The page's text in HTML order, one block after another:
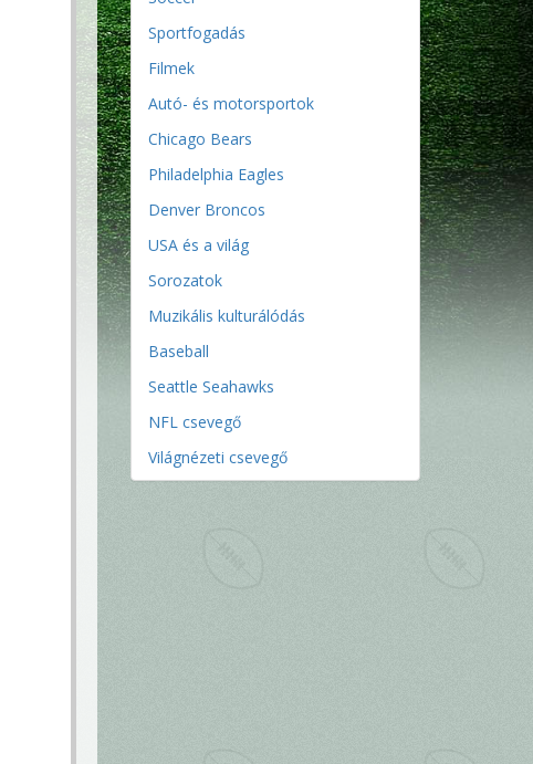
Sportfogadás
Filmek
Autó- és motorsportok
Chicago Bears
Philadelphia Eagles
Denver Broncos
USA és a világ
Sorozatok
Muzikális kulturálódás
Baseball
Seattle Seahawks
NFL csevegő
Világnézeti csevegő